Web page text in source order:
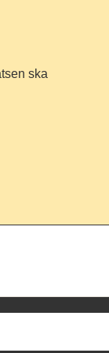
ska